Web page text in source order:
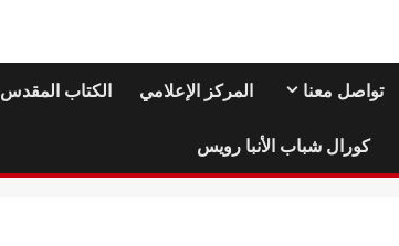
تواصل معنا المركز الإعلامي الكتاب المقدس
كورال شباب الأنبا رويس